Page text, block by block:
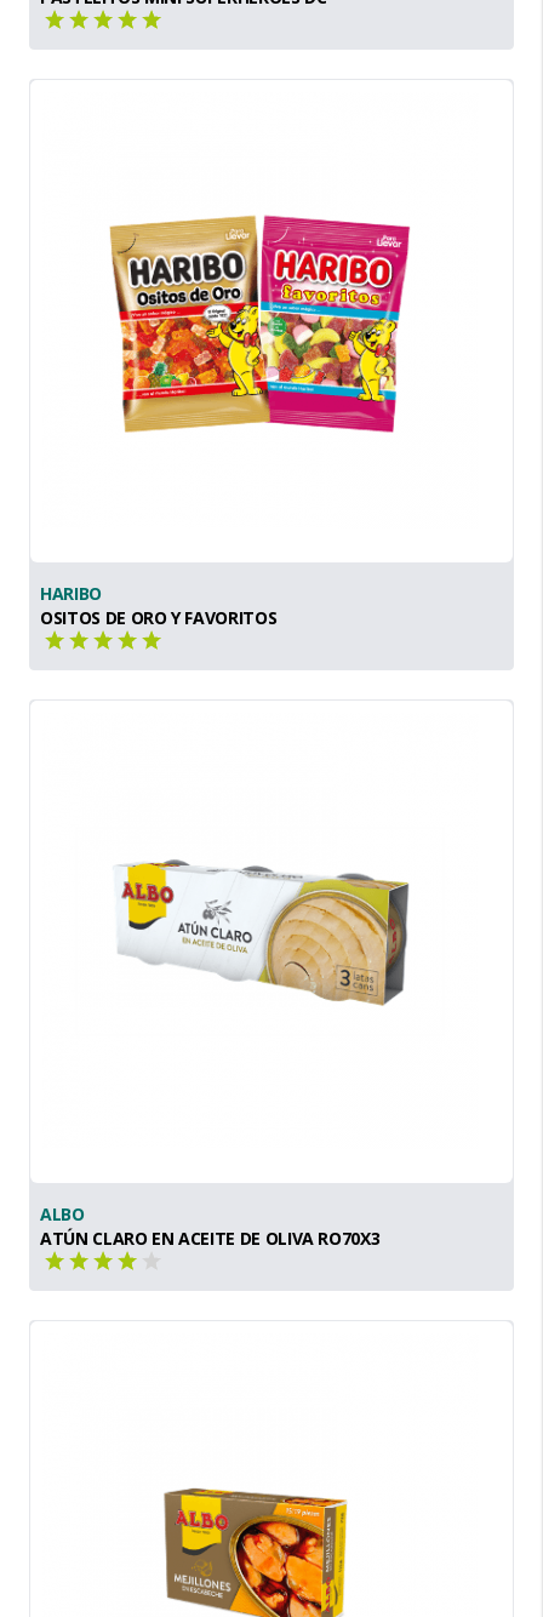
HARIBO
OSITOS DE ORO Y FAVORITOS
ALBO
ATÚN CLARO EN ACEITE DE OLIVA RO70X3